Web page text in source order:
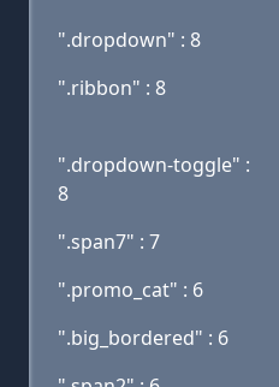
".dropdown" : 8
".ribbon" : 8
".dropdown-toggle" :
8
".span7" : 7
".promo_cat" : 6
".big_bordered" : 6